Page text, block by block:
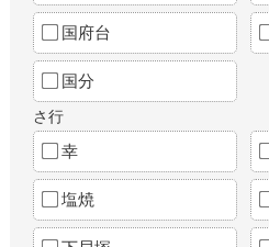
国府台
国分
さ行
幸
塩焼